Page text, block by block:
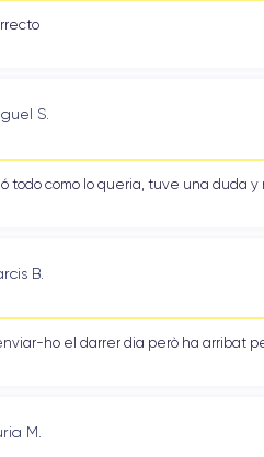
S.
todo como lo queria, tuve una duda
B.
ho el darrer dia però ha arribat
M.